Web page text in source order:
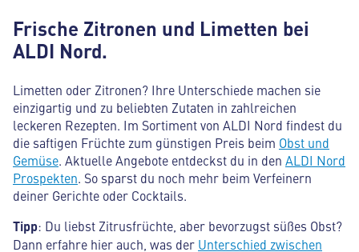
Frische Zitronen und Limetten bei
ALDI Nord.
Limetten oder Zitronen? Ihre Unterschiede machen sie
einzigartig und zu beliebten Zutaten in zahlreichen
leckeren Rezepten. Im Sortiment von ALDI Nord findest du
die saftigen Früchte zum günstigen Preis beim Obst und
Gemüse. Aktuelle Angebote entdeckst du in den ALDI Nord
Prospekten. So sparst du noch mehr beim Verfeinern
deiner Gerichte oder Cocktails.
Tipp: Du liebst Zitrusfrüchte, aber bevorzugst süßes Obst?
Dann erfahre hier auch, was der Unterschied zwischen